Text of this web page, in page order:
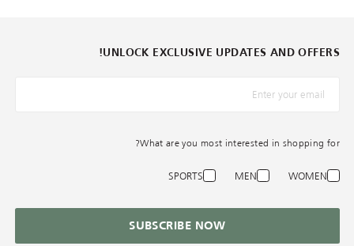
UNLOCK EXCLUSIVE UPDATES AND OFFERS!
What are you most interested in shopping for?
WOMEN
MEN
SPORTS
SUBSCRIBE NOW